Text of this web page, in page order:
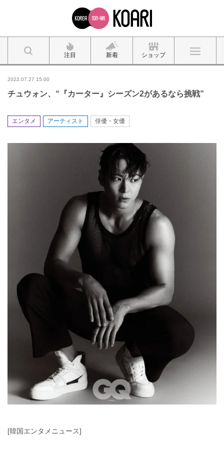
注目 新着 ショップ
2022.07.27 15:00
チュウォン、“『カーター』シーズン2があるなら挑戦”
エンタメ アーティスト 俳優・女優
[韓国エンタメニュース]